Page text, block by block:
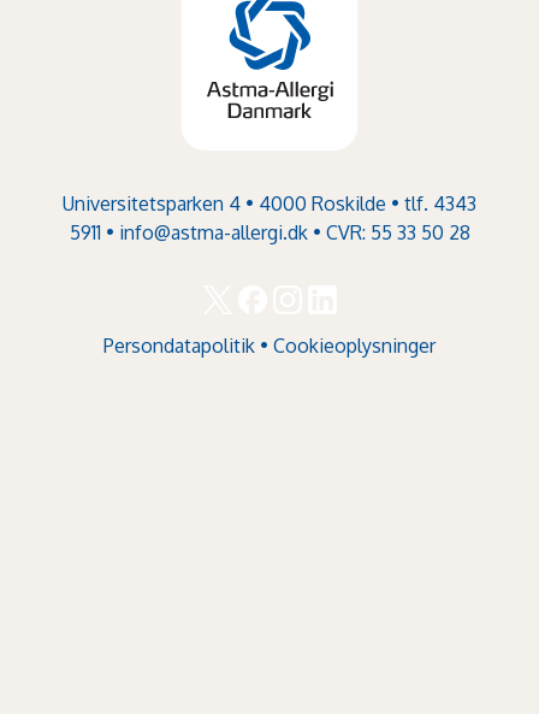
Universitetsparken 4 • 4000 Roskilde • tlf. 4343
5911 • info@astma-allergi.dk• CVR: 55 33 50 28
Persondatapolitik • Cookieoplysninger